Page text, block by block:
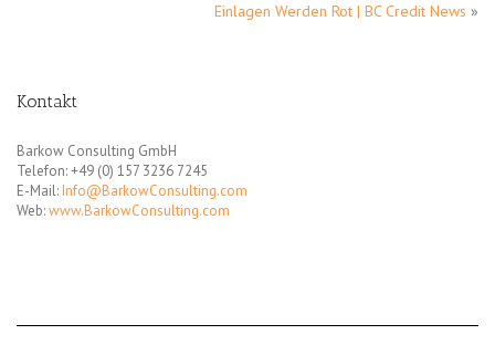
Einlagen Werden Rot | BC Credit News »
Kontakt
Barkow Consulting GmbH
Telefon: +49 (0) 157 3236 7245
E-Mail: Info@BarkowConsulting.com
Web:www.BarkowConsulting.com